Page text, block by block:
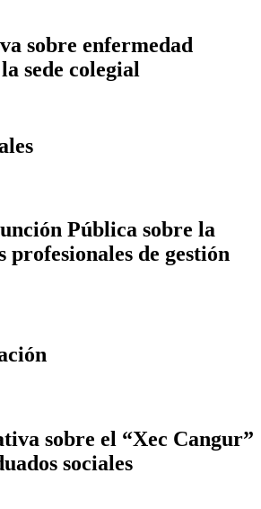
sobre enfermedad
sede colegial
Pública sobre la
profesionales de gestión
sobre el “Xec Cangur”
sociales